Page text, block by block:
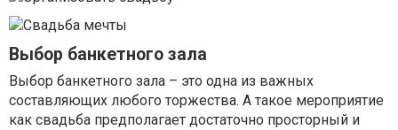
Выбор банкетного зала
Выбор банкетного зала – это одна из важных
составляющих любого торжества. А такое мероприятие
как свадьба предполагает достаточно просторный и